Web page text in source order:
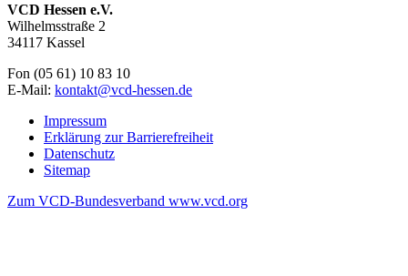
VCD Hessen e.V.
Wilhelmsstraße 2
34117 Kassel
Fon (05 61) 10 83 10
E-Mail: kontakt@vcd-hessen.de
Impressum
Erklärung zur Barrierefreiheit
Datenschutz
Sitemap
Zum VCD-Bundesverband www.vcd.org